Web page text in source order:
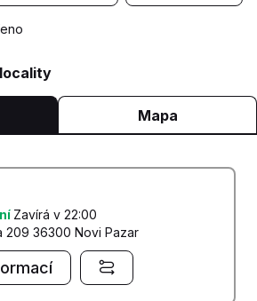
Mapa
Zavírá v 22:00
209 36300 Novi Pazar